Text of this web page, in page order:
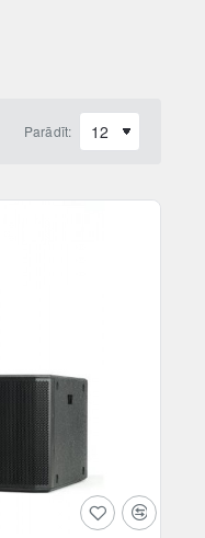
Parādīt: